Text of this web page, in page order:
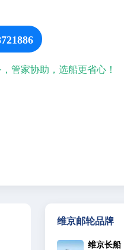
>>
日光甲板
管家协助，选船更省心！
维京邮轮品牌
维京长船